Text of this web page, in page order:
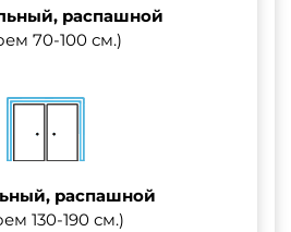
распашной
70-100 см.)
распашной
130-190 см.)